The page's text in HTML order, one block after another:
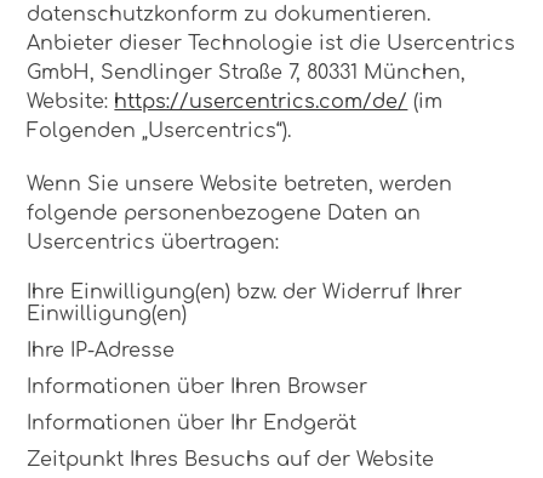
datenschutzkonform zu dokumentieren.
Anbieter dieser Technologie ist die Usercentrics
GmbH, Sendlinger Straße 7, 80331 München,
Website: https://usercentrics.com/de/ (im
Folgenden „Usercentrics“).
Wenn Sie unsere Website betreten, werden
folgende personenbezogene Daten an
Usercentrics übertragen:
Ihre Einwilligung(en) bzw. der Widerruf Ihrer
Einwilligung(en)
Ihre IP-Adresse
Informationen über Ihren Browser
Informationen über Ihr Endgerät
Zeitpunkt Ihres Besuchs auf der Website